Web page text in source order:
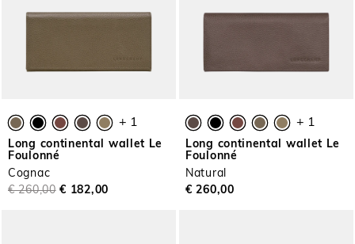
+ 1
Long continental wallet Le
Foulonné
Cognac
€ 260,00 € 182,00
+ 1
Long continental wallet Le
Foulonné
Natural
€ 260,00